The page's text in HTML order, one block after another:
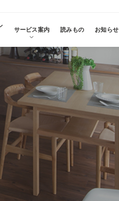
サービス案内 読みもの お知らせ